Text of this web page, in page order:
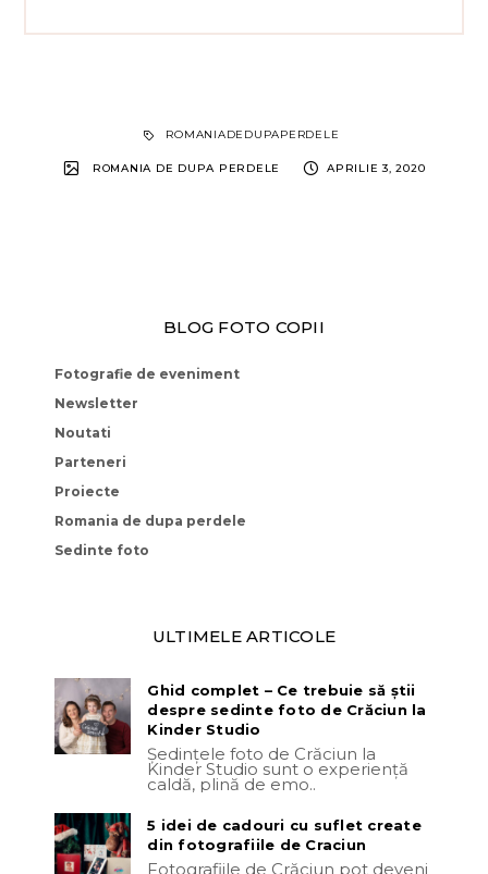
ROMANIADEDUPAPERDELE
ROMANIA DE DUPA PERDELE APRILIE 3, 2020
BLOG FOTO COPII
Fotografie de eveniment
Newsletter
Noutati
Parteneri
Proiecte
Romania de dupa perdele
Sedinte foto
ULTIMELE ARTICOLE
Ghid complet – Ce trebuie să știi
despre sedinte foto de Crăciun la
Kinder Studio
Ședințele foto de Crăciun la
Kinder Studio sunt o experiență
caldă, plină de emo..
5 idei de cadouri cu suflet create
din fotografiile de Craciun
Fotografiile de Crăciun pot deveni